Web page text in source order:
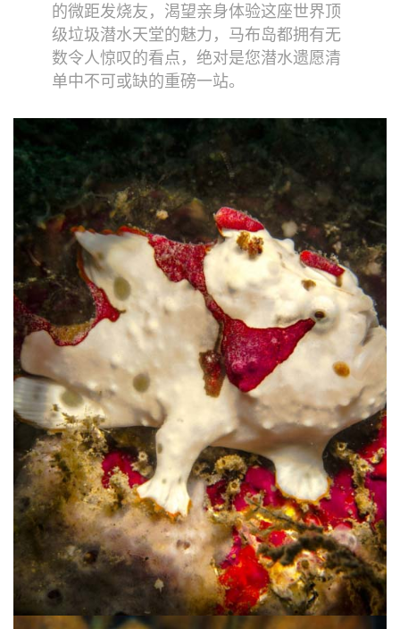
的微距发烧友，渴望亲身体验这座世界顶
级垃圾潜水天堂的魅力，马布岛都拥有无
数令人惊叹的看点，绝对是您潜水遗愿清
单中不可或缺的重磅一站。